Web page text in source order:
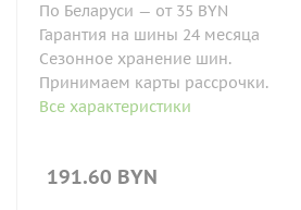
По Беларуси — от 35 BYN
Гарантия на шины 24 месяца
Сезонное хранение шин.
Принимаем карты рассрочки.
Все характеристики
191.60 BYN